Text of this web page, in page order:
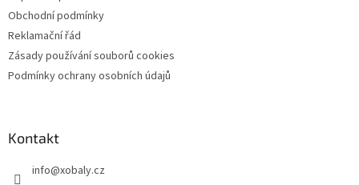
Obchodní podmínky
Reklamační řád
Zásady používání souborů cookies
Podmínky ochrany osobních údajů
Kontakt
info@xobaly.cz